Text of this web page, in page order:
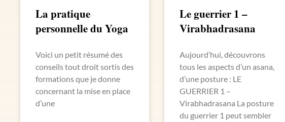
La pratique
personnelle du Yoga
Voici un petit résumé des
conseils tout droit sortis des
formations que je donne
concernant la mise en place
d’une
Le guerrier 1 –
Virabhadrasana
Aujourd’hui, découvrons
tous les aspects d’un asana,
d’une posture : LE
GUERRIER 1 –
Virabhadrasana La posture
du guerrier 1 peut sembler